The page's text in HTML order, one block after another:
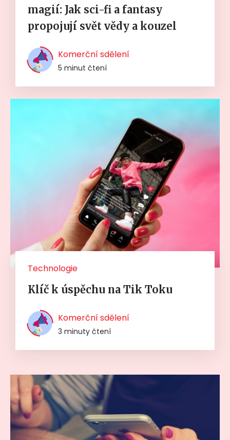
magií: Jak sci-fi a fantasy
propojují svět vědy a kouzel
Komerční sdělení
5 minut čtení
Technologie
Klíč k úspěchu na Tik Toku
Komerční sdělení
3 minuty čtení